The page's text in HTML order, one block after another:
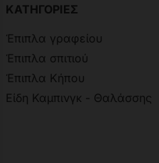
ΚΑΤΗΓΟΡΙΕΣ
Έπιπλα γραφείου
Έπιπλα σπιτιού
Έπιπλα Κήπου
Είδη Καμπινγκ - Θαλάσσης